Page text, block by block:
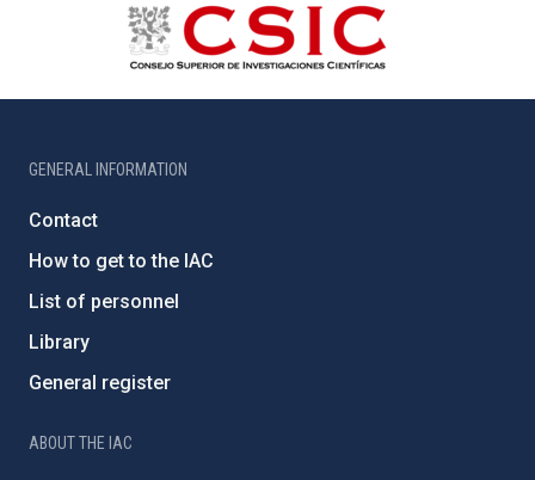
GENERAL INFORMATION
Contact
How to get to the IAC
List of personnel
Library
General register
ABOUT THE IAC